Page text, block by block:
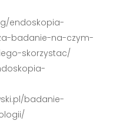
endoskopia-
badanie-na-czym-
skorzystac/
badanie-